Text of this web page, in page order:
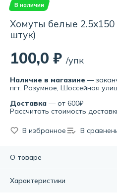
В наличии
Хомуты белые
штук)
100,0 ₽ /упк
Наличие в магазине —
пгт. Разумное, Шоссейная
Доставка — от 600₽
Рассчитать стоимость
В избранное В
О товаре
кабелей и проводников.
Характеристики